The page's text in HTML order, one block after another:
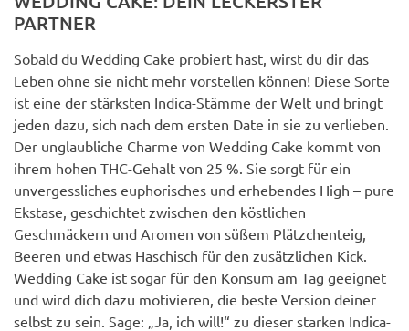
PARTNER
Sobald du Wedding Cake probiert hast, wirst du dir das
Leben ohne sie nicht mehr vorstellen können! Diese Sorte
ist eine der stärksten Indica-Stämme der Welt und bringt
jeden dazu, sich nach dem ersten Date in sie zu verlieben.
Der unglaubliche Charme von Wedding Cake kommt von
ihrem hohen THC-Gehalt von 25 %. Sie sorgt für ein
unvergessliches euphorisches und erhebendes High – pure
Ekstase, geschichtet zwischen den köstlichen
Geschmäckern und Aromen von süßem Plätzchenteig,
Beeren und etwas Haschisch für den zusätzlichen Kick.
Wedding Cake ist sogar für den Konsum am Tag geeignet
und wird dich dazu motivieren, die beste Version deiner
selbst zu sein. Sage: „Ja, ich will!“ zu dieser starken Indica-